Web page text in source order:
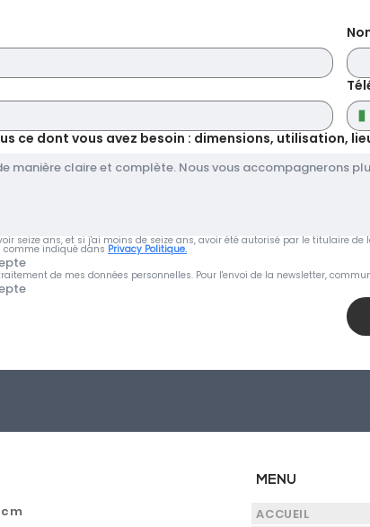
ce dont vous avez besoin : dimensions, utilisation,
seize ans, et si j'ai moins de seize ans, avoir été autorisé par le titulaire
comme indiqué dans Privacy Politique.
de mes données personnelles. Pour l'envoi de la newsletter,
MENU
ACCUEIL